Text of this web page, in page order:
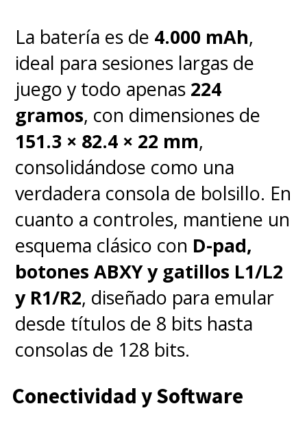
La batería es de 4.000 mAh,
ideal para sesiones largas de
juego y todo apenas 224
gramos, con dimensiones de
151.3 × 82.4 × 22 mm,
consolidándose como una
verdadera consola de bolsillo. En
cuanto a controles, mantiene un
esquema clásico con D-pad,
botones ABXY y gatillos L1/L2
y R1/R2, diseñado para emular
desde títulos de 8 bits hasta
consolas de 128 bits.
Conectividad y Software